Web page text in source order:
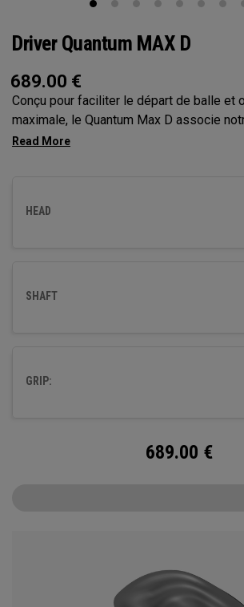
Driver Quantum MAX D
689.00 €
Conçu pour faciliter le départ de balle et
maximale, le Quantum Max D associe
la cartographie de face optimisée par l’IA
HEAD
SHAFT
GRIP:
689.00 €